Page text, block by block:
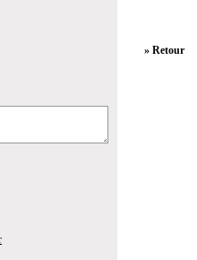
» Retour